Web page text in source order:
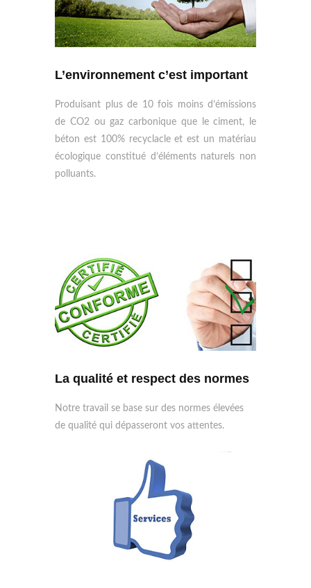
L’environnement c’est important
Produisant plus de 10 fois moins d’émissions
de CO2 ou gaz carbonique que le ciment, le
béton est 100% recyclacle et est un matériau
écologique constitué d’éléments naturels non
polluants.
La qualité et respect des normes
Notre travail se base sur des normes élevées
de qualité qui dépasseront vos attentes.